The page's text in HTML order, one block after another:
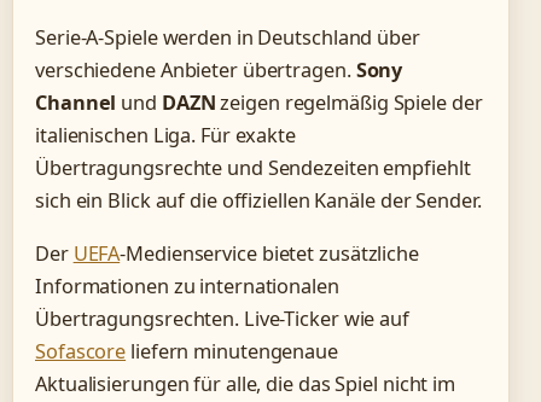
Serie-A-Spiele werden in Deutschland über
verschiedene Anbieter übertragen.Sony
Channel und DAZNzeigen regelmäßig Spiele der
italienischen Liga. Für exakte
Übertragungsrechte und Sendezeiten empfiehlt
sich ein Blick auf die offiziellen Kanäle der Sender.
Der UEFA-Medienservice bietet zusätzliche
Informationen zu internationalen
Übertragungsrechten. Live-Ticker wie auf
Sofascore liefern minutengenaue
Aktualisierungen für alle, die das Spiel nicht im